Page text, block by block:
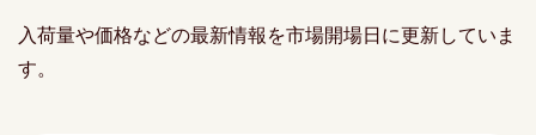
入荷量や価格などの最新情報を市場開場日に更新していま
す。